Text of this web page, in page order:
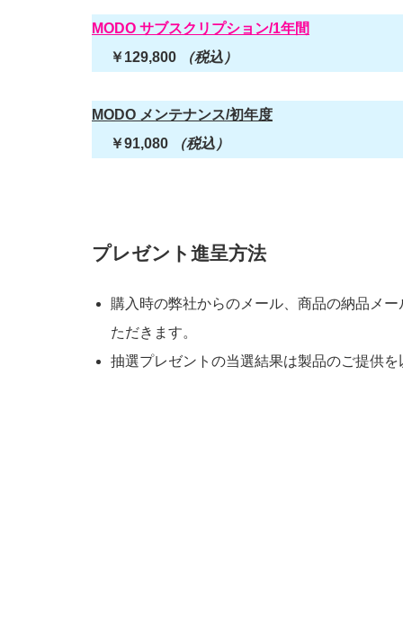
MODO サブスクリプション/1年間
￥129,800
（税込）
MODO メンテナンス/初年度
￥91,080
（税込）
プレゼント進呈方法
購入時の弊社からのメール、商品の納品メ
ただきます。
抽選プレゼントの当選結果は製品のご提供